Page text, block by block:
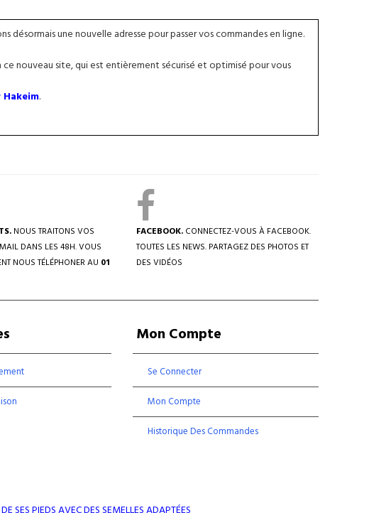
une nouvelle adresse pour passer vos commandes en ligne.
nouveau site, qui est entièrement sécurisé et optimisé pour vous
Hakeim.
NOUS TRAITONS VOS
DANS LES 48H. VOUS
NOUS TÉLÉPHONER AU 01
FACEBOOK.CONNECTEZ-VOUS À FACEBOOK.
TOUTES LES NEWS. PARTAGEZ DES PHOTOS ET
DES VIDÉOS
Mon Compte
Se Connecter
Mon Compte
Historique Des Commandes